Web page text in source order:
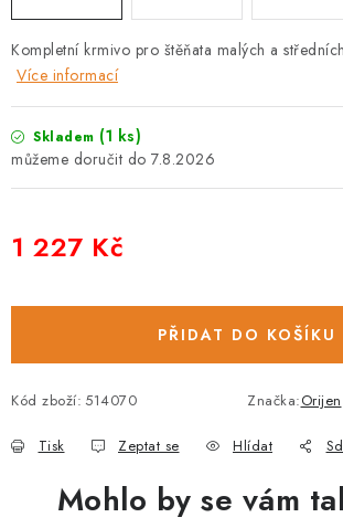
Zásady použivání souboru cookies
FAQ
Kompletní krmivo pro štěňata malých a
Více informací
Skladem (1 ks)
7.8.2026
1 227 Kč
PŘIDAT DO KOŠÍKU
Kód zboží: 514070 Značka:Orijen
Tisk Zeptat se Hlídat
Mohlo by se vám